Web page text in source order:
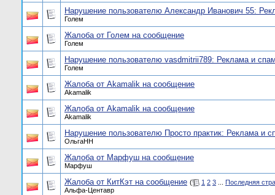
Нарушение пользователю Александр Иванович 55:
Голем
Жалоба от Голем на сообщение
Голем
Нарушение пользователю vasdmitrii789: Реклама и
Голем
Жалоба от Akamalik на сообщение
Akamalik
Жалоба от Akamalik на сообщение
Akamalik
Нарушение пользователю Просто практик: Реклама и
ОльгаНН
Жалоба от Марфуш на сообщение
Марфуш
Жалоба от КитКэт на сообщение ( 1 2 3
Последняя
Альфа-Центавр